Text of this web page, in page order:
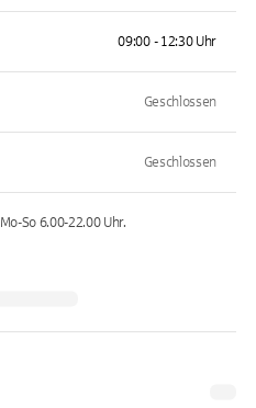
09:00 - 12:30 Uhr
Geschlossen
Geschlossen
Mo-So 6.00-22.00Uhr.